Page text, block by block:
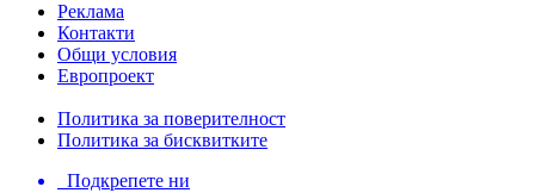
Реклама
Контакти
Общи условия
Европроект
Политика за поверителност
Политика за бисквитките
Подкрепете ни